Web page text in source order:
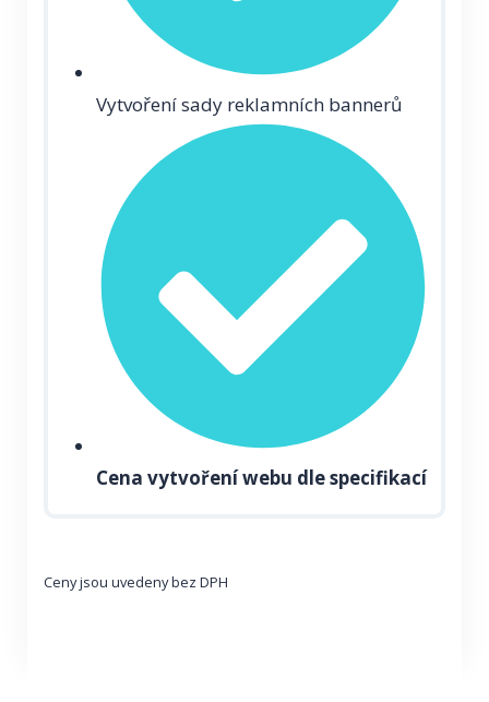
Vytvoření sady reklamních bannerů
Cena vytvoření webu dle specifikací
Ceny jsou uvedeny bez DPH